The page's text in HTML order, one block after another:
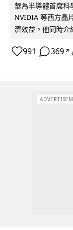
華為半導體首席科
NVIDIA 等西方晶
濟效益。他同時介
991 369 ↗